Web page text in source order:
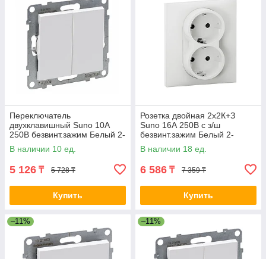
Переключатель
двухклавишный Suno 10А
250В безвинт.зажим Белый 2-
022415 721108
В наличии 10 ед.
5 126 ₸ 5 728 ₸
Купить
Розетка двойная 2х2К+З
Suno 16А 250В с з/ш
безвинт.зажим Белый 2-
022416 721126
В наличии 18 ед.
6 586 ₸ 7 359 ₸
Купить
–11% –11%